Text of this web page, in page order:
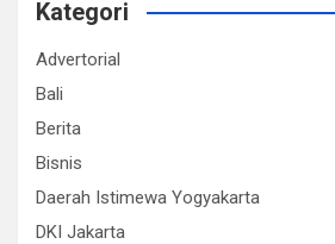
Kategori
Advertorial
Bali
Berita
Bisnis
Daerah Istimewa Yogyakarta
DKI Jakarta